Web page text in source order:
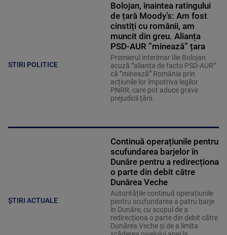
STIRI POLITICE
Bolojan, înaintea ratingului
de țară Moody’s: Am fost
cinstiți cu românii, am
muncit din greu. Alianța
PSD-AUR ”minează” țara
Premierul interimar Ilie Bolojan
acuză ”alianța de facto PSD-AUR”
că ”minează” România prin
acțiunile lor împotriva legilor
PNRR, care pot aduce grave
prejudicii țării.
ȘTIRI ACTUALE
Continuă operațiunile pentru
scufundarea barjelor în
Dunăre pentru a redirecționa
o parte din debit către
Dunărea Veche
Autoritățile continuă operațiunile
pentru scufundarea a patru barje
în Dunăre, cu scopul de a
redirecționa o parte din debit către
Dunărea Veche și de a limita